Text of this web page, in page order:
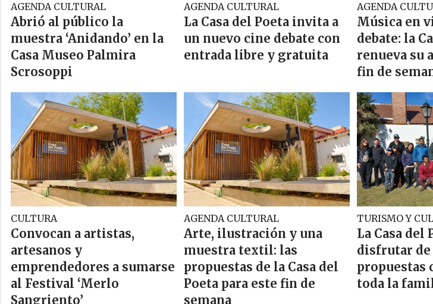
AGENDA CULTURAL
Abrió al público la
muestra ‘Anidando’ en la
Casa Museo Palmira
Scrosoppi
AGENDA CULTURAL
La Casa del Poeta invita a
un nuevo cine debate con
entrada libre y gratuita
AGENDA
Música en
debate: la
renueva su
fin de
CULTURA
Convocan a artistas,
artesanos y
emprendedores a sumarse
al Festival ‘Merlo
Sangriento’
AGENDA CULTURAL
Arte, ilustración y una
muestra textil: las
propuestas de la Casa del
Poeta para este fin de
semana
TURISMO Y
La Casa del
disfrutar
propuestas
toda la